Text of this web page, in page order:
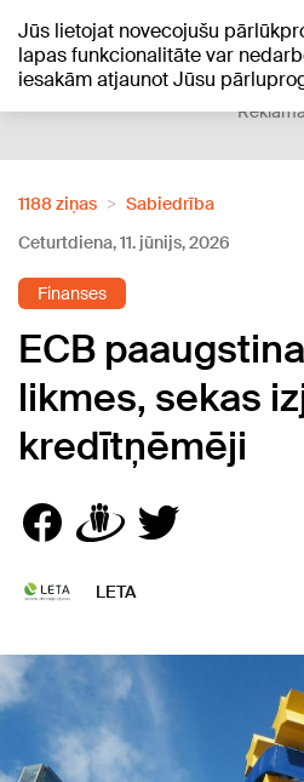
Jūs lietojat novecojušu
lapas funkcionalitāte var
iesakām atjaunot Jūsu
+21°C
1188 ziņas
Sabiedrība
Ceturtdiena, 11. jūnijs, 2026
Finanses
ECB
likmes, sekas
kredītņēmēji
LETA